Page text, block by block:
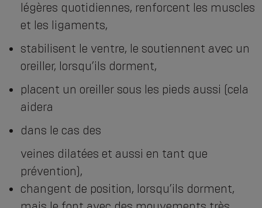
légères quotidiennes, renforcent les muscles
et les ligaments,
stabilisent le ventre, le soutiennent avec un
oreiller, lorsqu’ils dorment,
placent un oreiller sous les pieds aussi (cela
aidera
dans le cas des
veines dilatées et aussi en tant que
prévention),
changent de position, lorsqu’ils dorment,